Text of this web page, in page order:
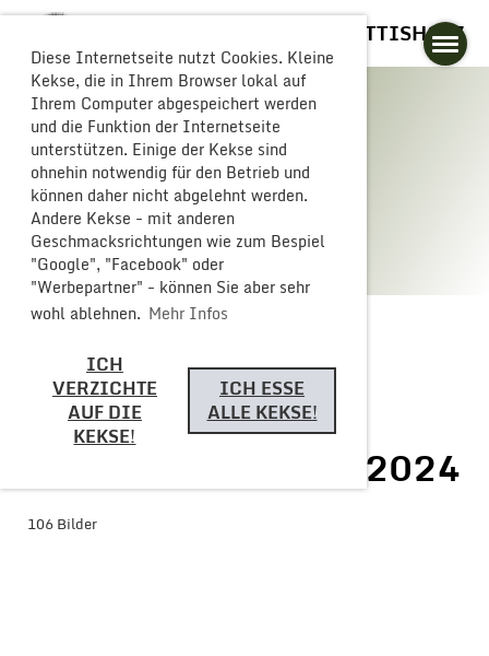
Diese Internetseite nutzt Cookies. Kleine
Kekse, die in Ihrem Browser lokal auf
Ihrem Computer abgespeichert werden
und die Funktion der Internetseite
unterstützen. Einige der Kekse sind
ohnehin notwendig für den Betrieb und
können daher nicht abgelehnt werden.
Andere Kekse - mit anderen
Geschmacksrichtungen wie zum Bespiel
"Google", "Facebook" oder
"Werbepartner" - können Sie aber sehr
wohl ablehnen. Mehr Infos
ICH
VERZICHTE
AUF DIE
KEKSE!
ICH ESSE
ALLE KEKSE!
GLOGGERESCHRÄNZER BUTTISHOLZ
Galerie
Zurück
Fasnachts Dienstag 2024
106 Bilder